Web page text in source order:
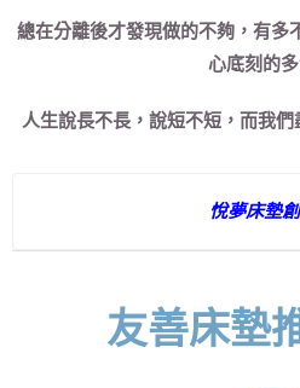
總在分離後才發現做的不夠，有多
心底刻的多
人生說長不長，說短不短，而我
悅夢床墊
友善床墊